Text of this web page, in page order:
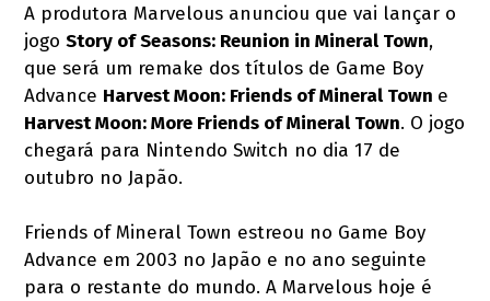
A produtora Marvelous anunciou que vai lançar o
jogoStory of Seasons: Reunion in Mineral Town,
que será um remake dos títulos de Game Boy
Advance Harvest Moon: Friends of Mineral Town e
Harvest Moon: More Friends of Mineral Town. O jogo
chegará para Nintendo Switch no dia 17 de
outubro no Japão.
Friends of Mineral Town estreou no Game Boy
Advance em 2003 no Japão e no ano seguinte
para o restante do mundo. A Marvelous hoje é